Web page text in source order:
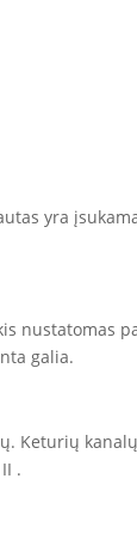
yra
nustatomas
galia.
Keturių
.